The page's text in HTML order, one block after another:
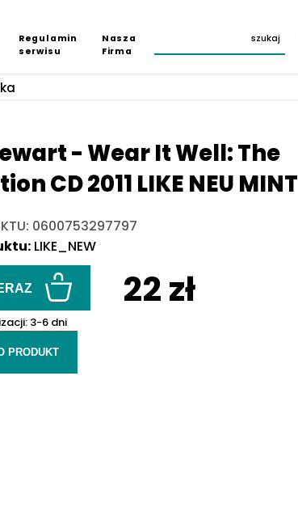
Regulamin
serwisu
Nasza
Firma
- Wear It Well: The
CD 2011 LIKE NEU MINT
0600753297797
LIKE_NEW
22 zł
3-6 dni
PRODUKT